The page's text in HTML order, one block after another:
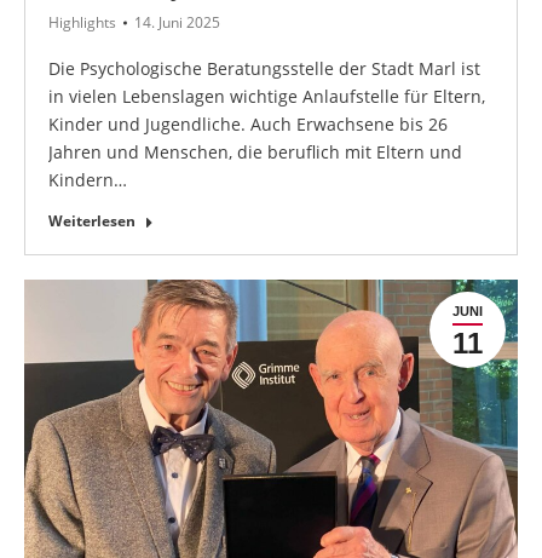
Highlights 14. Juni 2025
Die Psychologische Beratungsstelle der Stadt Marl ist
in vielen Lebenslagen wichtige Anlaufstelle für Eltern,
Kinder und Jugendliche. Auch Erwachsene bis 26
Jahren und Menschen, die beruflich mit Eltern und
Kindern…
Weiterlesen
JUNI
11